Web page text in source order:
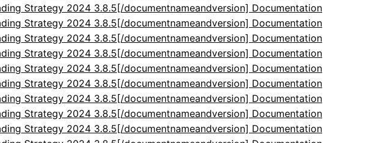
Strategy 2024 3.8.5[/documentnameandversion] Documentation
Strategy 2024 3.8.5[/documentnameandversion] Documentation
Strategy 2024 3.8.5[/documentnameandversion] Documentation
Strategy 2024 3.8.5[/documentnameandversion] Documentation
Strategy 2024 3.8.5[/documentnameandversion] Documentation
Strategy 2024 3.8.5[/documentnameandversion] Documentation
Strategy 2024 3.8.5[/documentnameandversion] Documentation
Strategy 2024 3.8.5[/documentnameandversion] Documentation
Strategy 2024 3.8.5[/documentnameandversion] Documentation